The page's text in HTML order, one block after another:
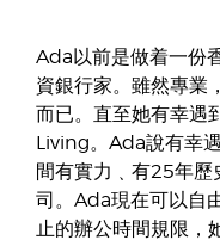
Ada以前是做着一份
資銀行家。雖然專業
而已。直至她有幸遇
Living。Ada說有幸
間有實力﹑有25年歷
司。Ada現在可以自
止的辦公時間規限，